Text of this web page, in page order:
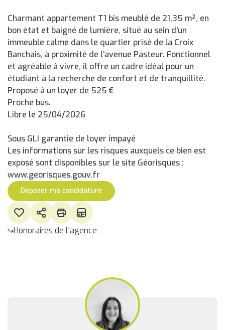
Charmant appartement T1 bis meublé de 21,35 m², en
bon état et baigné de lumière, situé au sein d'un
immeuble calme dans le quartier prisé de la Croix
Banchais, à proximité de l'avenue Pasteur. Fonctionnel
et agréable à vivre, il offre un cadre idéal pour un
étudiant à la recherche de confort et de tranquillité.
Proposé à un loyer de 525 €
Proche bus.
Libre le 25/04/2026
Sous GLI garantie de loyer impayé
Les informations sur les risques auxquels ce bien est
exposé sont disponibles sur le site Géorisques :
www.georisques.gouv.fr
Déposer ma candidature
Honoraires de l'agence